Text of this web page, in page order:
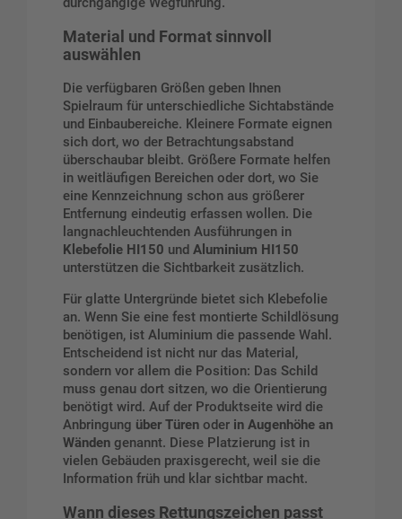
Material und Format sinnvoll
auswählen
Die verfügbaren Größen geben Ihnen
Spielraum für unterschiedliche Sichtabstände
und Einbaubereiche. Kleinere Formate eignen
sich dort, wo der Betrachtungsabstand
überschaubar bleibt. Größere Formate helfen
in weitläufigen Bereichen oder dort, wo Sie
eine Kennzeichnung schon aus größerer
Entfernung eindeutig erfassen wollen. Die
langnachleuchtenden Ausführungen in
Klebefolie HI150 und Aluminium HI150
unterstützen die Sichtbarkeit zusätzlich.
Für glatte Untergründe bietet sich Klebefolie
an. Wenn Sie eine fest montierte Schildlösung
benötigen, ist Aluminium die passende Wahl.
Entscheidend ist nicht nur das Material,
sondern vor allem die Position: Das Schild
muss genau dort sitzen, wo die Orientierung
benötigt wird. Auf der Produktseite wird die
Anbringung über Türen oder in Augenhöhe an
Wänden genannt. Diese Platzierung ist in
vielen Gebäuden praxisgerecht, weil sie die
Information früh und klar sichtbar macht.
Wann dieses Rettungszeichen passt